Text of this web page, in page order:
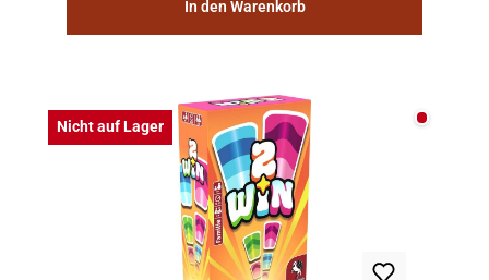
In den Warenkorb
Nicht auf Lager Nicht